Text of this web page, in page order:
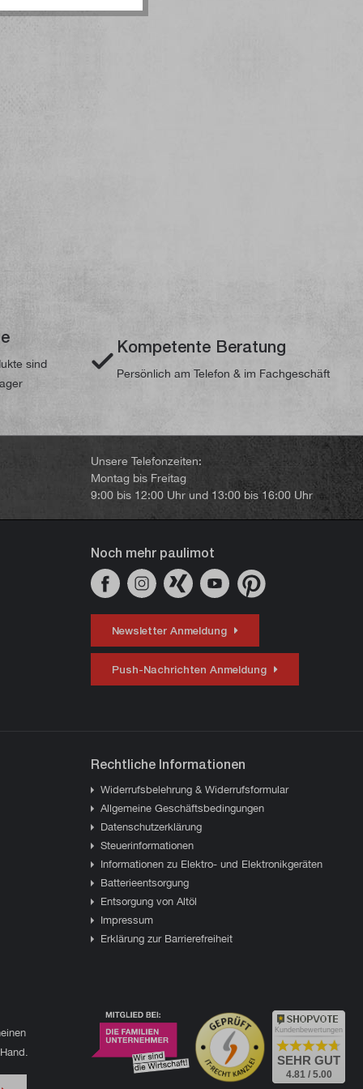
sind
Kompetente Beratung
Persönlich am Telefon & im Fachgeschäft
Unsere Telefonzeiten:
Montag bis Freitag
9:00 bis 12:00 Uhr und 13:00 bis 16:00 Uhr
Noch mehr paulimot
Newsletter Anmeldung
Push-Nachrichten Anmeldung
Rechtliche Informationen
Widerrufsbelehrung & Widerrufsformular
Allgemeine Geschäftsbedingungen
Datenschutzerklärung
Steuerinformationen
Informationen zu Elektro- und Elektronikgeräten
Batterieentsorgung
Entsorgung von Altöl
Impressum
Erklärung zur Barrierefreiheit
Kundenbewertungen
SEHR GUT
4.81 / 5.00